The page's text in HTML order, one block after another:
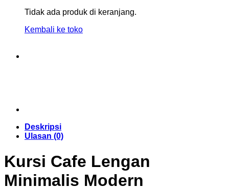
Tidak ada produk di keranjang.
Kembali ke toko
Deskripsi
Ulasan (0)
Kursi Cafe Lengan
Minimalis Modern